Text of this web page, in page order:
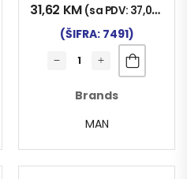
31,62 KM (sa PDV: 37,00
(ŠIFRA: 7491)
Brands
MAN